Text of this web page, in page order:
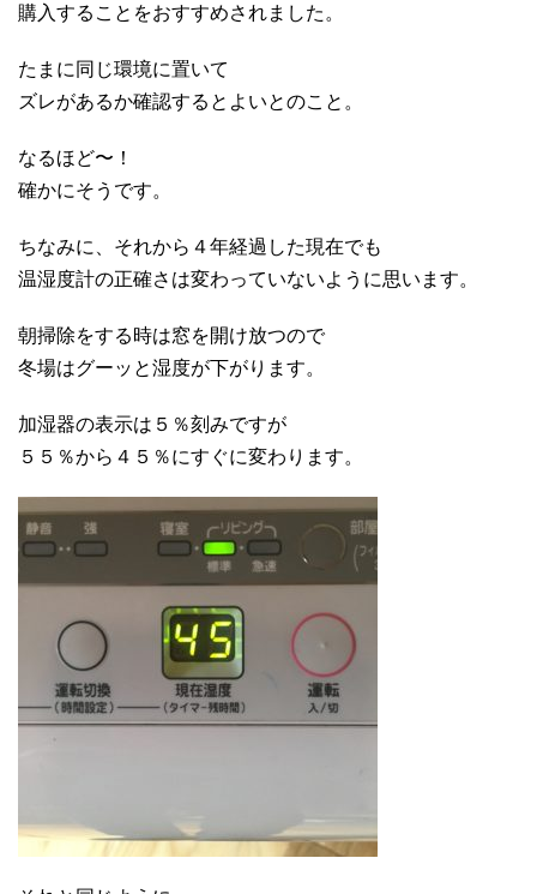
購入することをおすすめされました。
たまに同じ環境に置いて
ズレがあるか確認するとよいとのこと。
なるほど〜！
確かにそうです。
ちなみに、それから４年経過した現在でも
温湿度計の正確さは変わっていないように思います。
朝掃除をする時は窓を開け放つので
冬場はグーッと湿度が下がります。
加湿器の表示は５％刻みですが
５５％から４５％にすぐに変わります。